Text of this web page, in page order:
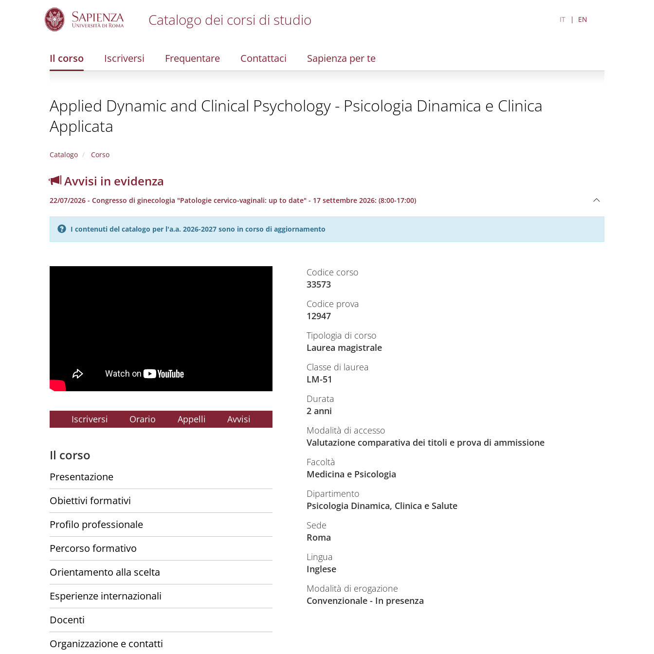
Catalogo dei corsi di studio IT EN
Il corso Iscriversi Frequentare Contattaci Sapienza per te
Applied Dynamic and Clinical Psychology - Psicologia Dinamica e Clinica
Applicata
Catalogo Corso
Avvisi in evidenza
22/07/2026 - Congresso di ginecologia "Patologie cervico-vaginali: up to date" - 17 settembre 2026: (8:00-17:00)
I contenuti del catalogo per l'a.a. 2026-2027 sono in corso di aggiornamento
Iscriversi Orario Appelli Avvisi
Il corso
Presentazione
Obiettivi formativi
Profilo professionale
Percorso formativo
Orientamento alla scelta
Esperienze internazionali
Docenti
Organizzazione e contatti
Codice corso
33573
Codice prova
12947
Tipologia di corso
Laurea magistrale
Classe di laurea
LM-51
Durata
2 anni
Modalità di accesso
Valutazione comparativa dei titoli e prova di ammissione
Facoltà
Medicina e Psicologia
Dipartimento
Psicologia Dinamica, Clinica e Salute
Sede
Roma
Lingua
Inglese
Modalità di erogazione
Convenzionale - In presenza